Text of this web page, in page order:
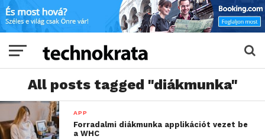
All posts tagged "diákmunka"
APP
Forradalmi diákmunka applikációt vezet be
a WHC